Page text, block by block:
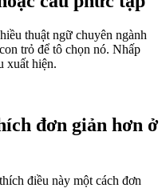
thuật ngữ chuyên ngành
trỏ để tô chọn nó. Nhấp
xuất hiện.
đơn giản hơn ở
điều này một cách đơn